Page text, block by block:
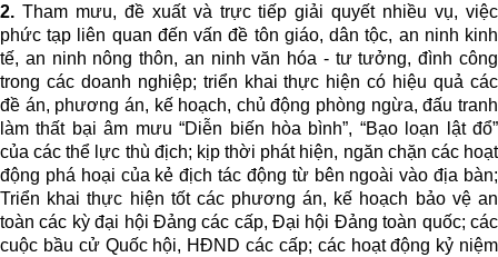
2. Tham mưu, đề xuất và trực tiếp giải quyết nhiều vụ, việc
phức tạp liên quan đến vấn đề tôn giáo, dân tộc, an ninh kinh
tế, an ninh nông thôn, an ninh văn hóa - tư tưởng, đình công
trong các doanh nghiệp; triển khai thực hiện có hiệu quả các
đề án, phương án, kế hoạch, chủ động phòng ngừa, đấu tranh
làm thất bại âm mưu “Diễn biến hòa bình”, “Bạo loạn lật đổ”
của các thể lực thù địch; kịp thời phát hiện, ngăn chặn các hoạt
động phá hoại của kẻ địch tác động từ bên ngoài vào địa bàn;
Triển khai thực hiện tốt các phương án, kế hoạch bảo vệ an
toàn các kỳ đại hội Đảng các cấp, Đại hội Đảng toàn quốc; các
cuộc bầu cử Quốc hội, HĐND các cấp; các hoạt động kỷ niệm